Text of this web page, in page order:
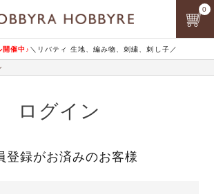
開催中♪ ＼リバティ 生地、編み物、刺繍、刺し子／
0
ログイン
登録がお済みのお客様